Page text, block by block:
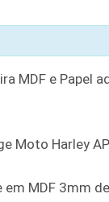
MDF e Papel
Moto Harley
em MDF 3mm